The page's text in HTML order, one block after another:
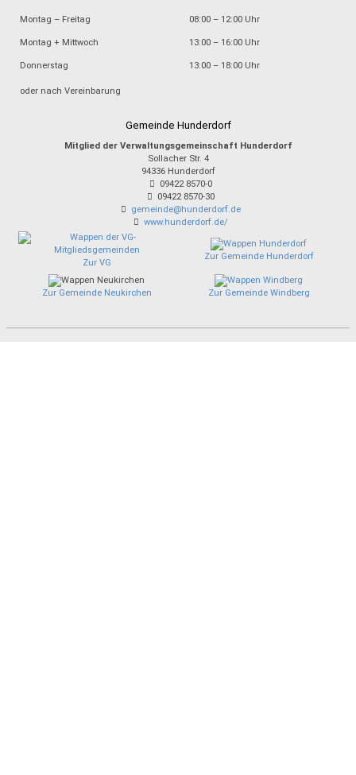
Montag – Freitag 08:00 – 12:00 Uhr
Montag + Mittwoch 13:00 – 16:00 Uhr
Donnerstag 13:00 – 18:00 Uhr
oder nach Vereinbarung
Gemeinde Hunderdorf
Mitglied der Verwaltungsgemeinschaft Hunderdorf
Sollacher Str. 4
94336 Hunderdorf
09422 8570-0
09422 8570-30
gemeinde@hunderdorf.de
www.hunderdorf.de/
Zur VG
Zur Gemeinde Hunderdorf
Zur Gemeinde Neukirchen Zur Gemeinde Windberg